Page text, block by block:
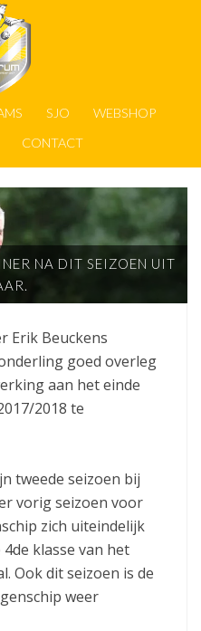
SJO
WEBSHOP
CONTACT
NA DIT SEIZOEN UIT
Erik Beuckens
goed overleg
aan het einde
2018 te
tweede seizoen bij
vorig seizoen voor
zich uiteindelijk
klasse van het
Ook dit seizoen is de
weer